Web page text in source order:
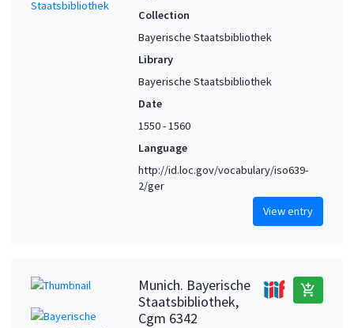
Collection
Bayerische Staatsbibliothek
Library
Bayerische Staatsbibliothek
Date
1550 - 1560
Language
http://id.loc.gov/vocabulary/iso639-
2/ger
View entry
Munich. Bayerische
Staatsbibliothek,
Cgm 6342
add_shopping_cart